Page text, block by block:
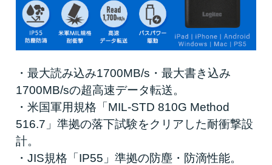
・最大読み込み1700MB/s・最大書き込み
1700MB/sの超高速データ転送。
・米国軍用規格「MIL-STD 810G Method
516.7」準拠の落下試験をクリアした耐衝撃設
計。
・JIS規格「IP55」準拠の防塵・防滴性能。